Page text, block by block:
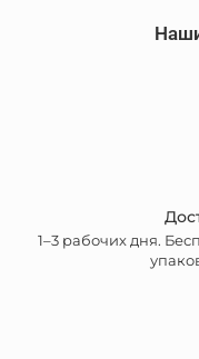
1–3 рабочих дня.